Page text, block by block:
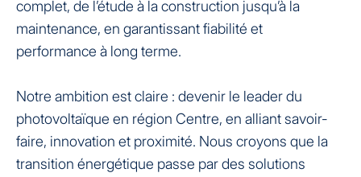
complet, de l’étude à la construction jusqu’à la
maintenance, en garantissant fiabilité et
performance à long terme.
Notre ambition est claire : devenir le leader du
photovoltaïque en région Centre, en alliant savoir-
faire, innovation et proximité. Nous croyons que la
transition énergétique passe par des solutions